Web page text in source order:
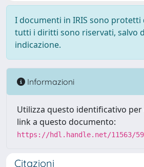
I documenti in IRIS sono protetti
tutti i diritti sono riservati, salvo
indicazione.
Informazioni
Utilizza questo identificativo
link a questo documento:
https://hdl.handle.net/11563/
Citazioni